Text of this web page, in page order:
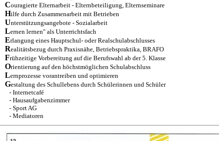
Couragierte Elternarbeit - Elternbeteiligung, Elternseminare
Hilfe durch Zusammenarbeit mit Betrieben
Unterstützungsangebote - Sozialarbeit
Lernen lernen" als Unterrichtsfach
Erlangung eines Hauptschul- oder Realschulabschlusses
Realitätsbezug durch Praxisnähe, Betriebspraktika, BRAFO
Frühzeitige Vorbereitung auf die Berufswahl ab der 5. Klasse
Orientierung auf den höchstmöglichen Schulabschluss
Lernprozesse vorantreiben und optimieren
Gestaltung des Schullebens durch Schülerinnen und Schüler
- Internetcafé
- Hausaufgabenzimmer
- Sport AG
- Mediatoren